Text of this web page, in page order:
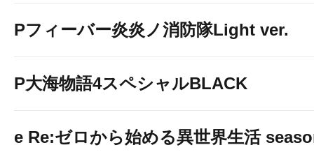
Pフィーバー炎炎ノ消防隊Light ver.
P大海物語4スペシャルBLACK
e Re:ゼロから始める異世界生活